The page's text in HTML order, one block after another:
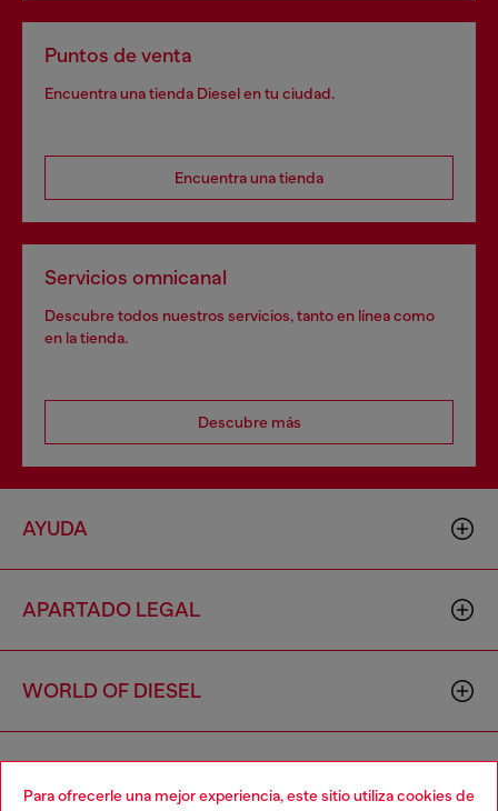
Para ofrecerle una mejor experiencia, este sitio utiliza cookies de
Puntos de venta
Encuentra una tienda Diesel en tu ciudad.
Encuentra una tienda
Servicios omnicanal
Descubre todos nuestros servicios, tanto en línea como
en la tienda.
Descubre más
AYUDA
APARTADO LEGAL
WORLD OF DIESEL